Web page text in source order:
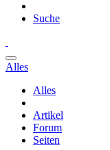
Suche
Alles
Alles
Artikel
Forum
Seiten